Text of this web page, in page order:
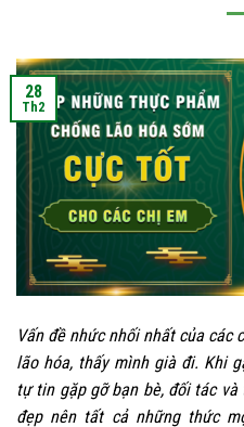
28
Th2
Vấn đề nhức nhối nhất của các
lão hóa, thấy mình già đi. Khi
tự tin gặp gỡ bạn bè, đối tác
đẹp nên tất cả những thức